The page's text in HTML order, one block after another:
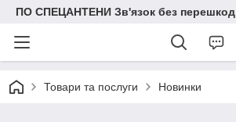
ПО СПЕЦАНТЕНИ Зв'язок без перешкод
Товари та послуги Новинки